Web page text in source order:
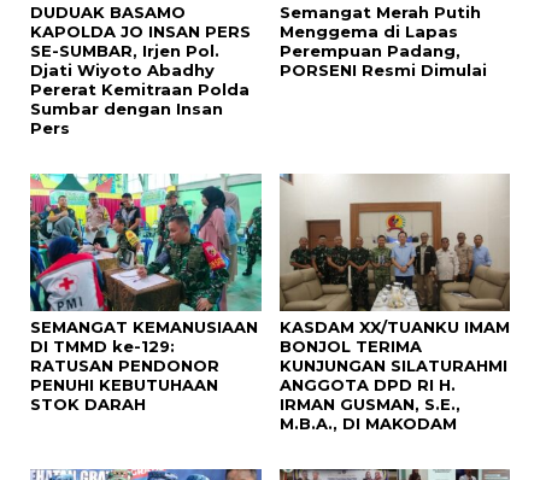
DUDUAK BASAMO
KAPOLDA JO INSAN PERS
SE-SUMBAR, Irjen Pol.
Djati Wiyoto Abadhy
Pererat Kemitraan Polda
Sumbar dengan Insan
Pers
Semangat Merah Putih
Menggema di Lapas
Perempuan Padang,
PORSENI Resmi Dimulai
SEMANGAT KEMANUSIAAN
DI TMMD ke-129:
RATUSAN PENDONOR
PENUHI KEBUTUHAAN
STOK DARAH
KASDAM XX/TUANKU IMAM
BONJOL TERIMA
KUNJUNGAN SILATURAHMI
ANGGOTA DPD RI H.
IRMAN GUSMAN, S.E.,
M.B.A., DI MAKODAM